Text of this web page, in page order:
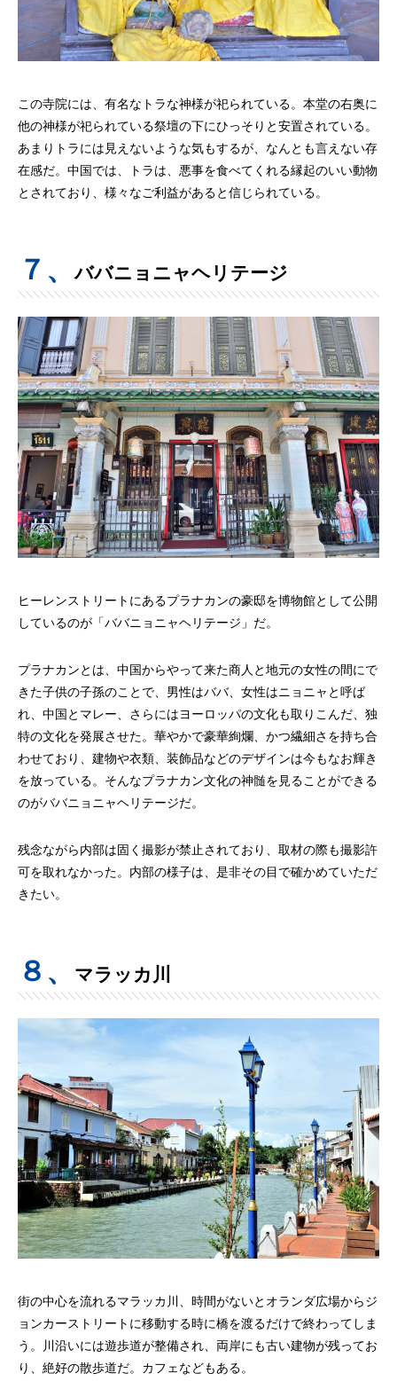
この寺院には、有名なトラな神様が祀られている。本堂の右奥に
他の神様が祀られている祭壇の下にひっそりと安置されている。
あまりトラには見えないような気もするが、なんとも言えない存
在感だ。中国では、トラは、悪事を食べてくれる縁起のいい動物
とされており、様々なご利益があると信じられている。
７、ババニョニャヘリテージ
ヒーレンストリートにあるプラナカンの豪邸を博物館として公開
しているのが「ババニョニャヘリテージ」だ。
プラナカンとは、中国からやって来た商人と地元の女性の間にで
きた子供の子孫のことで、男性はババ、女性はニョニャと呼ば
れ、中国とマレー、さらにはヨーロッパの文化も取りこんだ、独
特の文化を発展させた。華やかで豪華絢爛、かつ繊細さを持ち合
わせており、建物や衣類、装飾品などのデザインは今もなお輝き
を放っている。そんなプラナカン文化の神髄を見ることができる
のがババニョニャヘリテージだ。
残念ながら内部は固く撮影が禁止されており、取材の際も撮影許
可を取れなかった。内部の様子は、是非その目で確かめていただ
きたい。
８、 マラッカ川
街の中心を流れるマラッカ川、時間がないとオランダ広場からジ
ョンカーストリートに移動する時に橋を渡るだけで終わってしま
う。川沿いには遊歩道が整備され、両岸にも古い建物が残ってお
り、絶好の散歩道だ。カフェなどもある。